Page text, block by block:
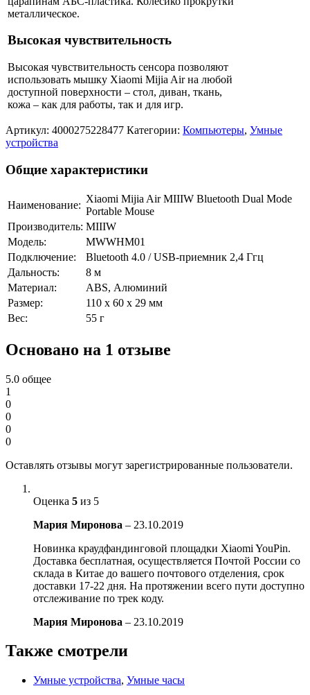
металлическое.
Высокая чувствительность
Высокая чувствительность сенсора позволяют
использовать мышку Xiaomi Mijia Air на любой
доступной поверхности – стол, диван, ткань,
кожа – как для работы, так и для игр.
Артикул: 4000275228477 Категории: Компьютеры, Умные
устройства
Общие характеристики
Наименование:
Xiaomi Mijia Air MIIIW Bluetooth Dual Mode
Portable Mouse
Производитель: MIIIW
Модель:
MWWHM01
Подключение:
Bluetooth 4.0 / USB-приемник 2,4 Ггц
Дальность:
8 м
Материал:
ABS, Алюминий
Размер:
110 х 60 х 29 мм
Вес:
55 г
Основано на 1 отзыве
5.0 общее
1
0
0
0
0
Оставлять отзывы могут зарегистрированные пользователи.
Оценка 5 из 5
Мария Миронова – 23.10.2019
Новинка краудфандинговой площадки Xiaomi YouPin.
Доставка бесплатная, осуществляется Почтой России со
склада в Китае до вашего почтового отделения, срок
доставки 17-22 дня. На протяжении всего пути доступно
отслеживание по трек коду.
Мария Миронова – 23.10.2019
Также смотрели
Умные устройства, Умные часы